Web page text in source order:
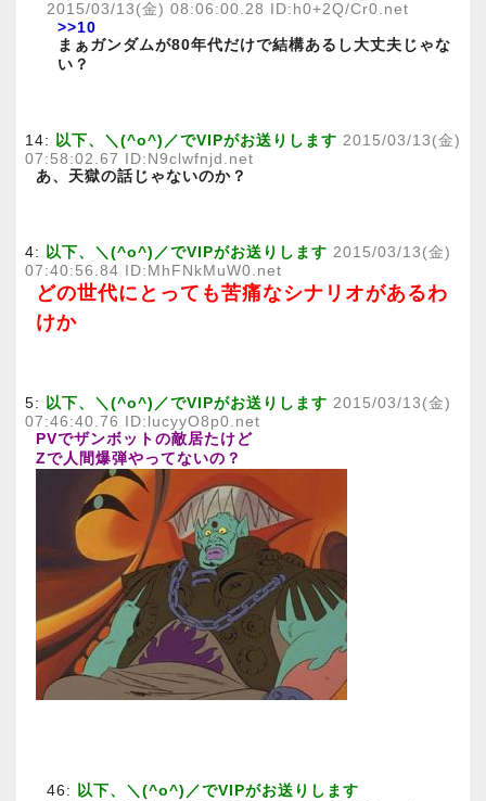
2015/03/13(金) 08:06:00.28 ID:h0+2Q/Cr0.net
>>10
まぁガンダムが80年代だけで結構あるし大丈夫じゃな
い？
14: 以下、＼(^o^)／でVIPがお送りします 2015/03/13(金)
07:58:02.67 ID:N9clwfnjd.net
あ、天獄の話じゃないのか？
4: 以下、＼(^o^)／でVIPがお送りします 2015/03/13(金)
07:40:56.84 ID:MhFNkMuW0.net
どの世代にとっても苦痛なシナリオがあるわ
けか
5: 以下、＼(^o^)／でVIPがお送りします 2015/03/13(金)
07:46:40.76 ID:lucyyO8p0.net
PVでザンボットの敵居たけど
Zで人間爆弾やってないの？
46: 以下、＼(^o^)／でVIPがお送りします